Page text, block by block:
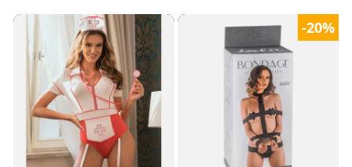
-20%